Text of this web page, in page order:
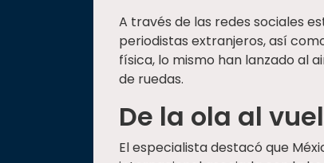
A través de las redes sociales
periodistas extranjeros, así
física, lo mismo han lanzado al
de ruedas.
De la ola al
El especialista destacó que